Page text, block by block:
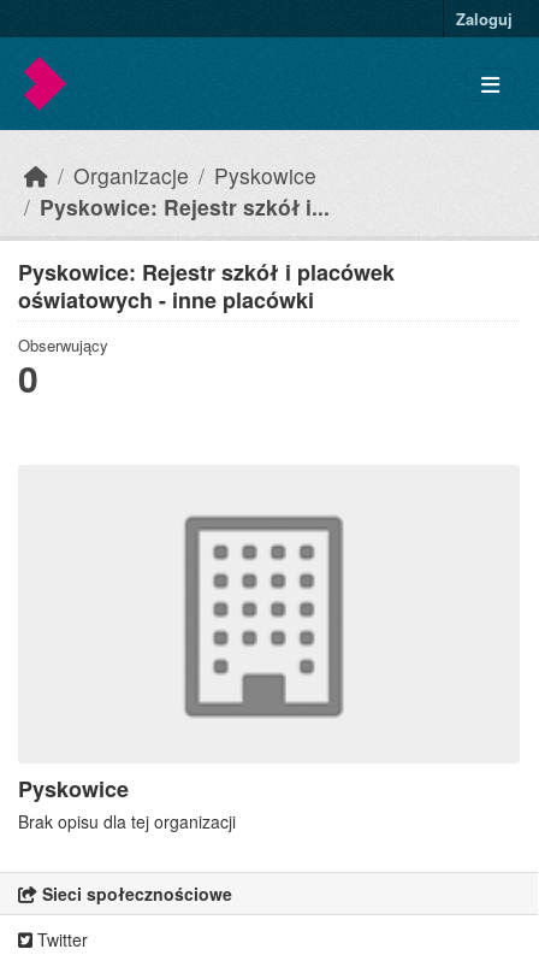
Zaloguj
Organizacje
Pyskowice
Pyskowice: Rejestr szkół i...
Pyskowice: Rejestr szkół i placówek
oświatowych - inne placówki
Obserwujący
0
Pyskowice
Brak opisu dla tej organizacji
Sieci społecznościowe
Twitter